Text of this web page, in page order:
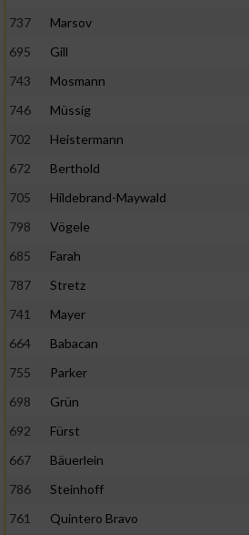
737
Marsov
695
Gill
743
Mosmann
746
Müssig
702
Heistermann
672
Berthold
705
Hildebrand-Maywald
798
Vögele
685
Farah
787
Stretz
741
Mayer
664
Babacan
755
Parker
698
Grün
692
Fürst
667
Bäuerlein
786
Steinhoff
761
Quintero Bravo